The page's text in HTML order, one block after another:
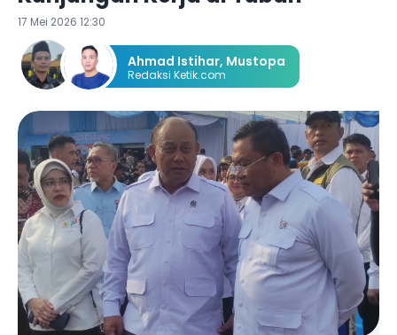
17 Mei 2026 12:30
Ahmad Istihar, Mustopa
Redaksi Ketik.com